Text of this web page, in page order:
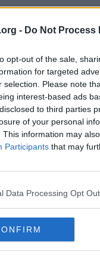
- Do Not Process
opt-out of the sale,
for targeted
selection. Please note
interest-based ads
to third parties
of your personal
This information may
Participants that may
Data Processing Opt
med ämnet i sig (7)